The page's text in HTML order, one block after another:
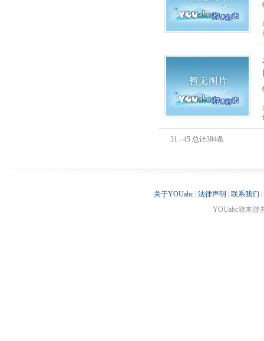
31 - 45 总计394条
关于YOUabc| 法律声明 联系我们
YOUabc游来游